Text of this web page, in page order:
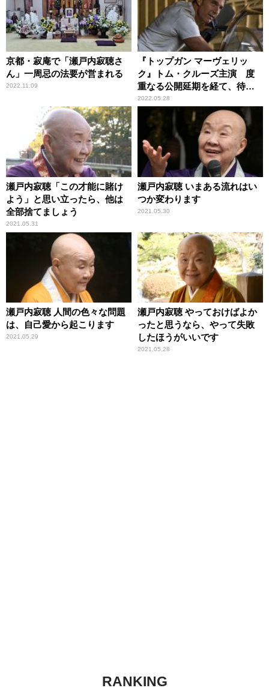
京都・寂庵で「瀬戸内寂聴さ
ん」一周忌の法要が営まれる
2022.11.09
『トップガン マーヴェリッ
ク』トム・クルーズ主演 度
重なる公開延期を経て、待望
のスクリーンへ
2022.05.28
瀬戸内寂聴「この才能に賭け
よう」と思い立ったら、他は
全部捨てましょう
2021.05.31
瀬戸内寂聴 いまある流れはい
つか変わります
2021.05.30
瀬戸内寂聴 人間の色々な問題
は、自己愛から起こります
2021.05.29
瀬戸内寂聴 やっておけばよか
ったと思うなら、やって失敗
したほうがいいです
2021.05.28
RANKING